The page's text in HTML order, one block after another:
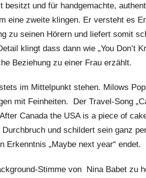
besitzt und für handgemachte,
eine zweite klingen. Er versteht es
zu seinen Hörern und liefert somit
klingt dass dann wie „You Don’t
Beziehung zu einer Frau erzählt.
im Mittelpunkt stehen. Milows
mit Feinheiten. Der Travel-Song
Canada the USA is a piece of
und schildert sein ganz
Erkenntnis „Maybe next year“ endet.
Stimme von Nina Babet zu